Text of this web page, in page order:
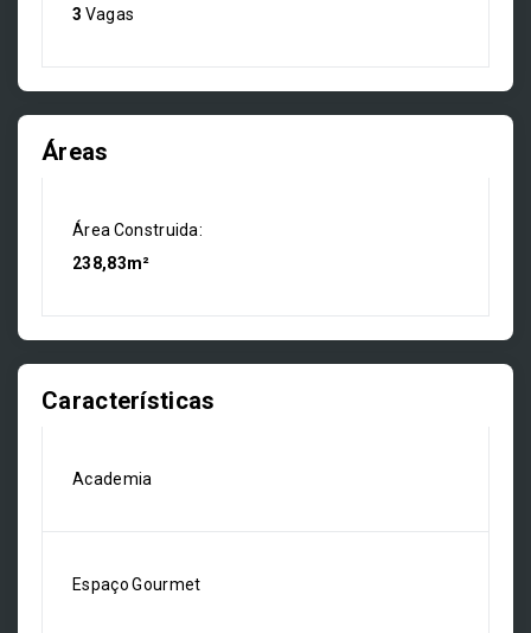
3 Vagas
Áreas
Área Construida:
238,83m²
Características
Academia
Espaço Gourmet